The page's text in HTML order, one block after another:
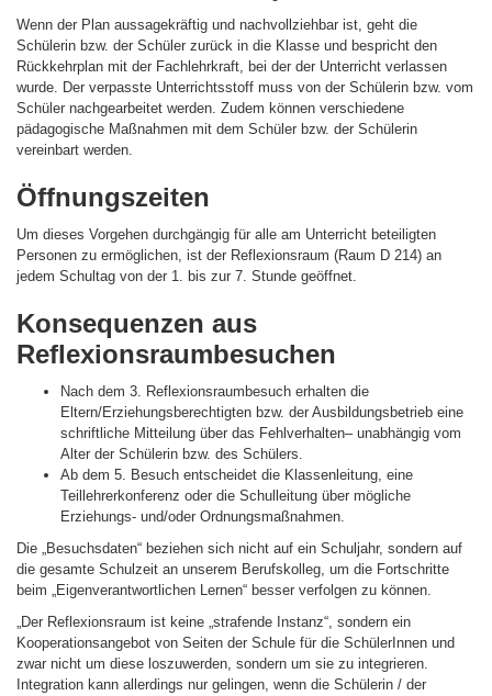
Wenn der Plan aussagekräftig und nachvollziehbar ist, geht die
Schülerin bzw. der Schüler zurück in die Klasse und bespricht den
Rückkehrplan mit der Fachlehrkraft, bei der der Unterricht verlassen
wurde. Der verpasste Unterrichtsstoff muss von der Schülerin bzw. vom
Schüler nachgearbeitet werden. Zudem können verschiedene
pädagogische Maßnahmen mit dem Schüler bzw. der Schülerin
vereinbart werden.
Öffnungszeiten
Um dieses Vorgehen durchgängig für alle am Unterricht beteiligten
Personen zu ermöglichen, ist der Reflexionsraum (Raum D 214) an
jedem Schultag von der 1. bis zur 7. Stunde geöffnet.
Konsequenzen aus
Reflexionsraumbesuchen
Nach dem 3. Reflexionsraumbesuch erhalten die
Eltern/Erziehungsberechtigten bzw. der Ausbildungsbetrieb eine
schriftliche Mitteilung über das Fehlverhalten– unabhängig vom
Alter der Schülerin bzw. des Schülers.
Ab dem 5. Besuch entscheidet die Klassenleitung, eine
Teillehrerkonferenz oder die Schulleitung über mögliche
Erziehungs- und/oder Ordnungsmaßnahmen.
Die „Besuchsdaten“ beziehen sich nicht auf ein Schuljahr, sondern auf
die gesamte Schulzeit an unserem Berufskolleg, um die Fortschritte
beim „Eigenverantwortlichen Lernen“ besser verfolgen zu können.
„Der Reflexionsraum ist keine „strafende Instanz“, sondern ein
Kooperationsangebot von Seiten der Schule für die SchülerInnen und
zwar nicht um diese loszuwerden, sondern um sie zu integrieren.
Integration kann allerdings nur gelingen, wenn die Schülerin / der